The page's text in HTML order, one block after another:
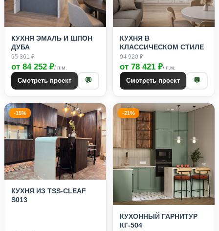
КУХНЯ ЭМАЛЬ И ШПОН
ДУБА
95 361 ₽
от 84 252 ₽/ п.м.
Смотреть проект 💬
КУХНЯ В
КЛАССИЧЕСКОМ СТИЛЕ
94 920 ₽
от 78 421 ₽/ п.м.
Смотреть проект 💬
-15%
КУХНЯ ИЗ TSS-CLEAF
S013
-21%
КУХОННЫЙ ГАРНИТУР
КГ-504